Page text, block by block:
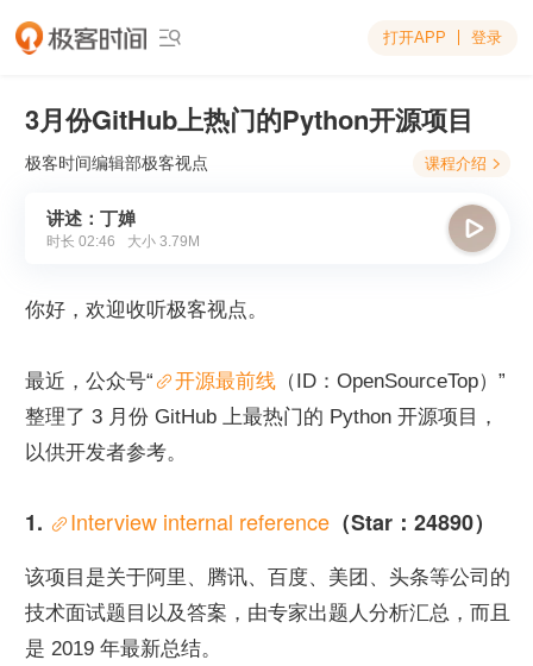
 打开APP 登录
3月份GitHub上热门的Python开源项目
极客时间编辑部极客视点 课程介绍 
讲述：丁婵
时长 02:46 大小 3.79M

你好，欢迎收听极客视点。
最近，公众号“ 开源最前线 （ID：OpenSourceTop）”
整理了 3 月份 GitHub 上最热门的 Python 开源项目，
以供开发者参考。
1. Interview internal reference （Star：24890）
该项目是关于阿里、腾讯、百度、美团、头条等公司的
技术面试题目以及答案，由专家出题人分析汇总，而且
是 2019 年最新总结。